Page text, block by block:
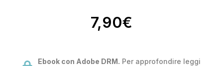
7,90€
Ebook con Adobe DRM. Per approfondire leggi